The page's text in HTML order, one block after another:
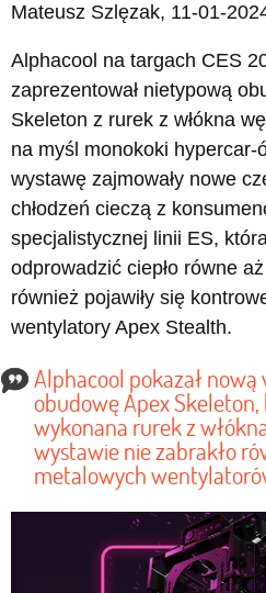
Mateusz Szlęzak, 11-01-
Alphacool na targach CES
zaprezentował nietypową
Skeleton z rurek z włókna
na myśl monokoki hypercar-
wystawę zajmowały nowe
chłodzeń cieczą z
specjalistycznej linii ES,
odprowadzić ciepło równe
również pojawiły się
wentylatory Apex Stealth.
Alphacool pokazał nową
obudowę Apex Skeleton,
wykonana rurek z
wystawie nie zabrakło
metalowych